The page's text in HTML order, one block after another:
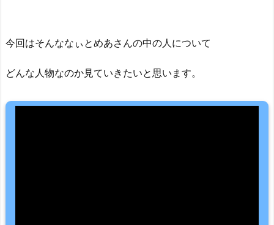
今回はそんななぃとめあさんの中の人について
どんな人物なのか見ていきたいと思います。